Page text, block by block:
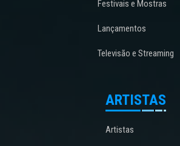
Festivais e Mostras
Lançamentos
Televisão e Streaming
ARTISTAS
Artistas